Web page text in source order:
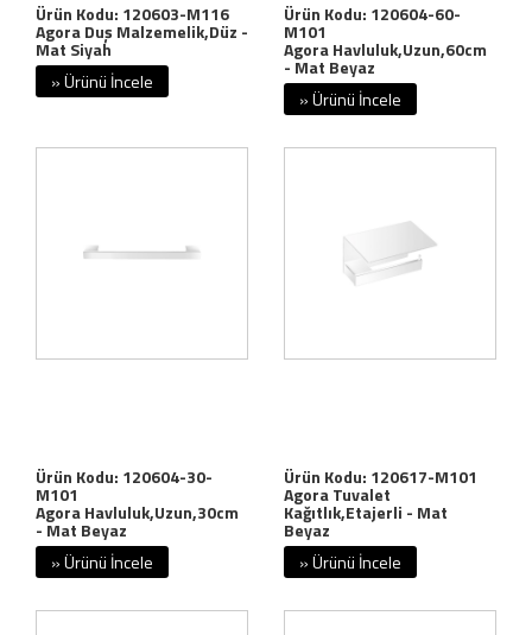
Ürün Kodu: 120603-M116
Agora Duş Malzemelik,Düz -
Mat Siyah
» Ürünü İncele
Ürün Kodu: 120604-60-
M101
Agora Havluluk,Uzun,60cm
- Mat Beyaz
» Ürünü İncele
Ürün Kodu: 120604-30-
M101
Agora Havluluk,Uzun,30cm
- Mat Beyaz
» Ürünü İncele
Ürün Kodu: 120617-M101
Agora Tuvalet
Kağıtlık,Etajerli - Mat
Beyaz
» Ürünü İncele